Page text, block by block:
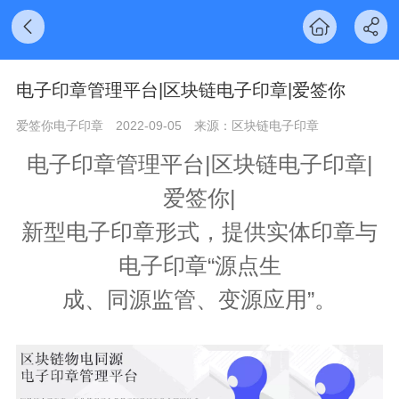
电子印章管理平台|区块链电子印章|爱签你
爱签你电子印章 2022-09-05 来源：区块链电子印章
电子印章管理平台|区块链电子印章|
爱签你|
新型电子印章形式，提供实体印章与
电子印章“源点生
成、同源监管、变源应用”。